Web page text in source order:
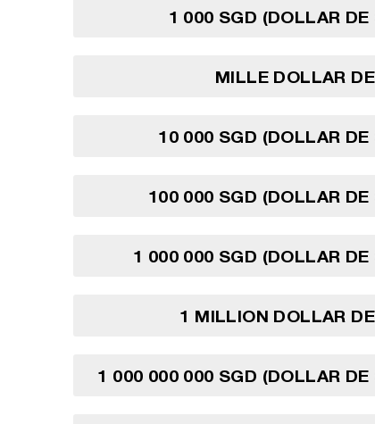
1 000 SGD (DOLLAR DE
MILLE DOLLAR
10 000 SGD (DOLLAR DE
100 000 SGD (DOLLAR DE
1 000 000 SGD (DOLLAR DE
1 MILLION DOLLAR
1 000 000 000 SGD (DOLLAR DE